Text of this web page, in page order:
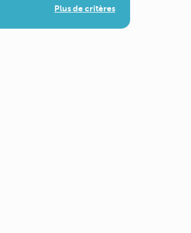
Plus de critères